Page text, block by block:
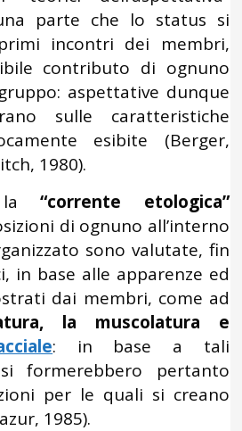
parte che lo status si
incontri dei membri,
contributo di ognuno
aspettative dunque
sulle caratteristiche
esibite (Berger,
1980).
“corrente etologica”
di ognuno all’interno
sono valutate, fin
in base alle apparenze ed
dai membri, come ad
la muscolatura e
: in base a tali
formerebbero pertanto
per le quali si creano
1985).